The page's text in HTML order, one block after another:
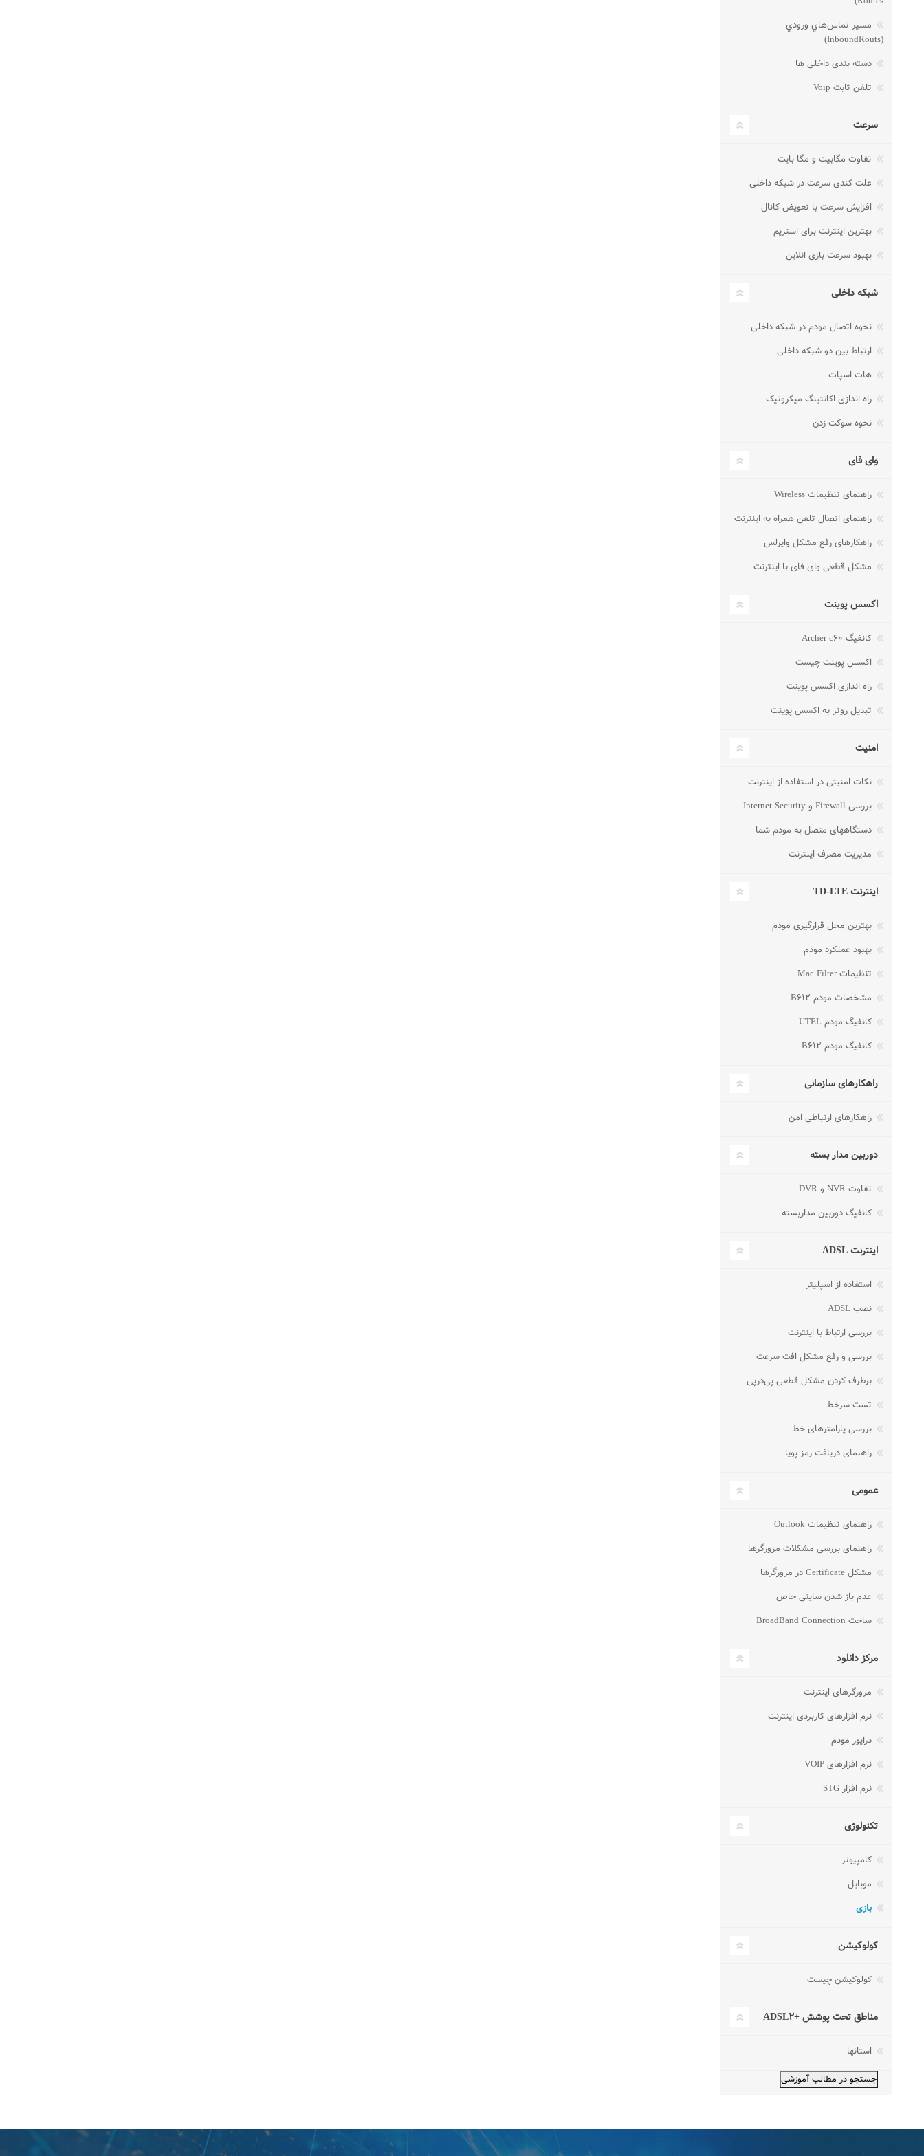
مسير تماس‌هاي ورودي
(InboundRouts)
دسته بندی داخلی ها
تلفن ثابت Voip
سرعت
تفاوت مگابیت و مگا بایت
علت کندی سرعت در شبکه داخلی
افزایش سرعت با تعویض کانال
بهترین اینترنت برای استریم
بهبود سرعت بازی انلاین
شبکه داخلی
نحوه اتصال مودم در شبکه داخلی
ارتباط بین دو شبکه داخلی
هات اسپات
راه اندازی اکانتینگ میکروتیک
نحوه سوکت زدن
وای فای
راهنمای تنظیمات Wireless
راهنمای اتصال تلفن همراه به اینترنت
راهکارهای رفع مشکل وایرلس
مشکل قطعی وای فای با اینترنت
اکسس پوینت
کانفیگ Archer c۶۰
اکسس پوینت چیست
راه اندازی اکسس پوینت
تبدیل روتر به اکسس پوینت
امنیت
نکات امنیتی در استفاده از اینترنت
بررسی Firewall و Internet Security
دستگاههای متصل به مودم شما
مدیریت مصرف اینترنت
اینترنت TD-LTE
بهترین محل قرارگیری مودم
بهبود عملکرد مودم
تنظیمات Mac Filter
مشخصات مودم B۶۱۲
کانفیگ مودم UTEL
کانفیگ مودم B۶۱۲
راهکارهای سازمانی
راهکارهای ارتباطی امن
دوربین مدار بسته
تفاوت NVR و DVR
کانفیگ دوربین مداربسته
اینترنت ADSL
استفاده از اسپلیتر
نصب ADSL
بررسی ارتباط با اینترنت
بررسی و رفع مشکل افت سرعت
برطرف کردن مشکل قطعی پی‌در‌پی
تست سرخط
بررسی پارامترهای خط
راهنمای دریافت رمز پویا
عمومی
راهنمای تنظیمات Outlook
راهنمای بررسی مشکلات مرورگرها
مشکل Certificate در مرورگرها
عدم باز شدن سایتی خاص
ساخت BroadBand Connection
مرکز دانلود
مرورگرهای اینترنت
نرم افزارهای کاربردی اینترنت
درایور مودم
نرم افزارهای VOIP
نرم افزار STG
تکنولوژی
کامپیوتر
موبایل
بازی
کولوکیشن
کولوکیشن چیست
مناطق تحت پوشش +ADSL۲
استانها